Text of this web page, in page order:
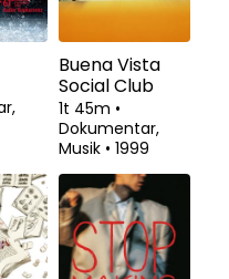
Buena Vista
Social Club
1t 45m •
Dokumentar,
Musik • 1999